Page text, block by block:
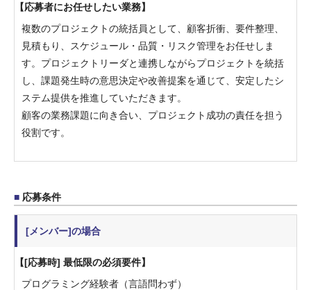
応募者にお任せしたい業務
複数のプロジェクトの統括員として、顧客折衝、要件整理、
見積もり、スケジュール・品質・リスク管理をお任せしま
す。プロジェクトリーダと連携しながらプロジェクトを統括
し、課題発生時の意思決定や改善提案を通じて、安定したシ
ステム提供を推進していただきます。
顧客の業務課題に向き合い、プロジェクト成功の責任を担う
役割です。
応募条件
[メンバー]の場合
[応募時] 最低限の必須要件
プログラミング経験者（言語問わず）